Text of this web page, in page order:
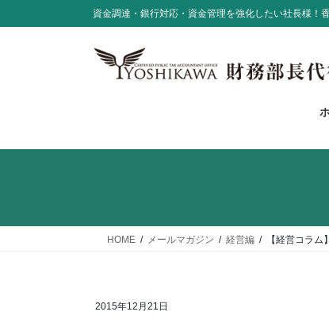
ン
ビ
資金調達・銀行対応・資金管理を強化したい社長様！
HOME メールマガジン 経営編 【経営コラ
2015年12月21日